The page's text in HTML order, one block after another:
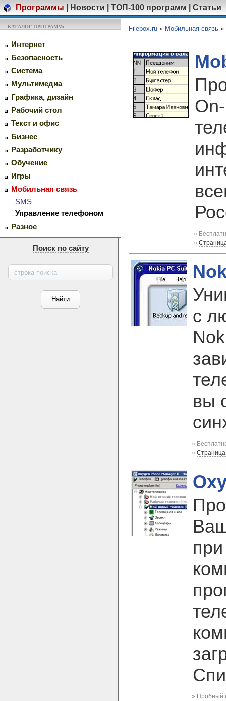
Программы Новости ТОП-100 программ Статьи
КАТАЛОГ ПРОГРАММ:
Интернет
Безопасность
Система
Мультимедиа
Графика, дизайн
Рабочий стол
Текст и офис
Бизнес
Разработчику
Обучение
Игры
Мобильная связь
SMS
Управление телефоном
Разное
Поиск по сайту
Filebox.ru » Мобильная связь »
»
»
с
вы
»
»
» Пробный